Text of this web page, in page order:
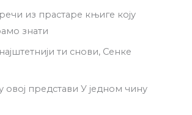
из прастаре књиге коју
знати
ти снови, Сенке
овој представи У једном чину